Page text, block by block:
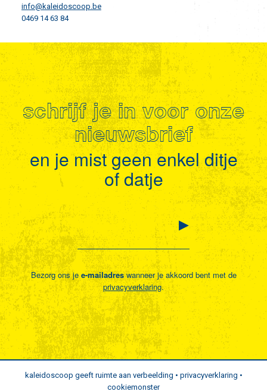
info@kaleidoscoop.be
0469 14 63 84
schrijf je in voor onze
nieuwsbrief
en je mist geen enkel ditje
of datje
Bezorg ons je e-mailadreswanneer je akkoord bent met de
privacyverklaring.
kaleidoscoop geeft ruimte aan verbeelding • privacyverklaring •
cookiemonster